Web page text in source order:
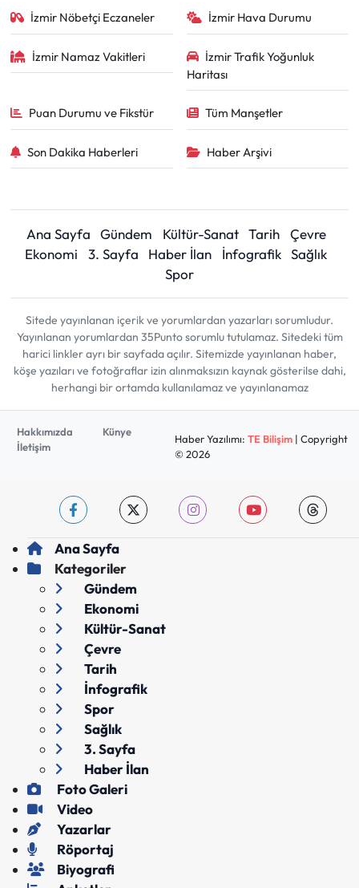
İzmir Nöbetçi Eczaneler İzmir Hava Durumu
İzmir Namaz Vakitleri
İzmir Trafik Yoğunluk
Haritası
Puan Durumu ve Fikstür Tüm Manşetler
Son Dakika Haberleri Haber Arşivi
Ana Sayfa Gündem Kültür-Sanat Tarih
Çevre
Ekonomi
3. Sayfa Haber İlan İnfografik Sağlık
Spor
Sitede yayınlanan içerik ve yorumlardan yazarları sorumludur.
Yayınlanan yorumlardan 35Punto sorumlu tutulamaz. Sitedeki tüm
harici linkler ayrı bir sayfada açılır. Sitemizde yayınlanan haber,
köşe yazıları ve fotoğraflar izin alınmaksızın kaynak gösterilse dahi,
herhangi bir ortamda kullanılamaz ve yayınlanamaz
Hakkımızda
Künye
İletişim
Haber Yazılımı: TE Bilişim| Copyright
© 2026
Ana Sayfa
Kategoriler
Gündem
Ekonomi
Kültür-Sanat
Çevre
Tarih
İnfografik
Spor
Sağlık
3. Sayfa
Haber İlan
Foto Galeri
Video
Yazarlar
Röportaj
Biyografi